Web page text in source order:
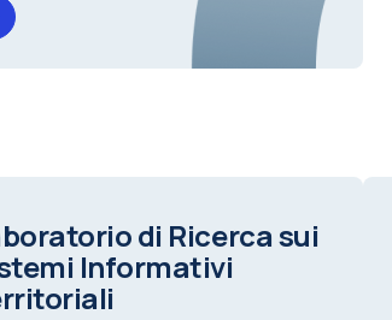
di Ricerca sui
Informativi